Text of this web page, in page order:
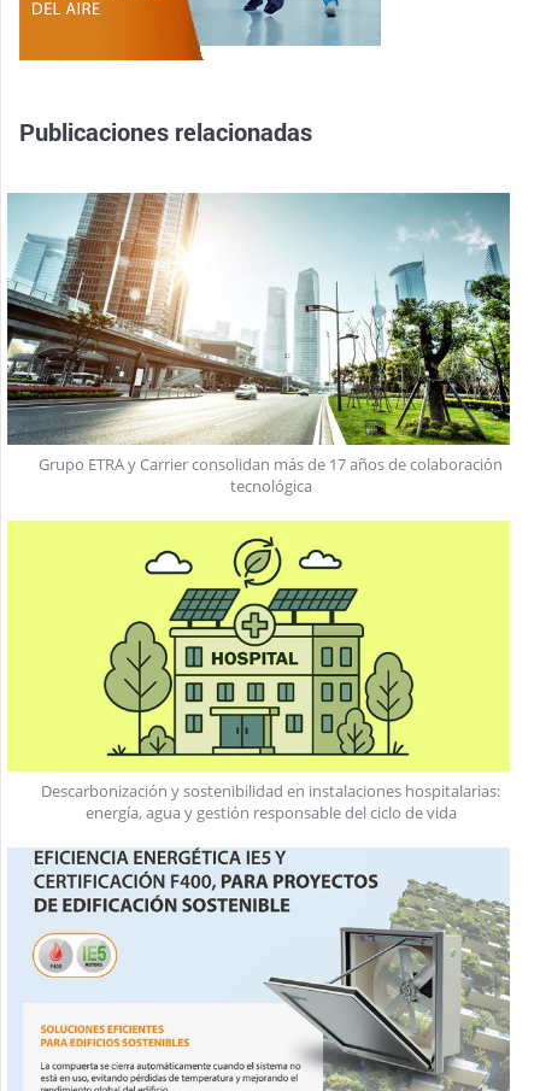
Publicaciones relacionadas
Grupo ETRA y Carrier consolidan más de 17 años de colaboración
tecnológica
Descarbonización y sostenibilidad en instalaciones hospitalarias:
energía, agua y gestión responsable del ciclo de vida